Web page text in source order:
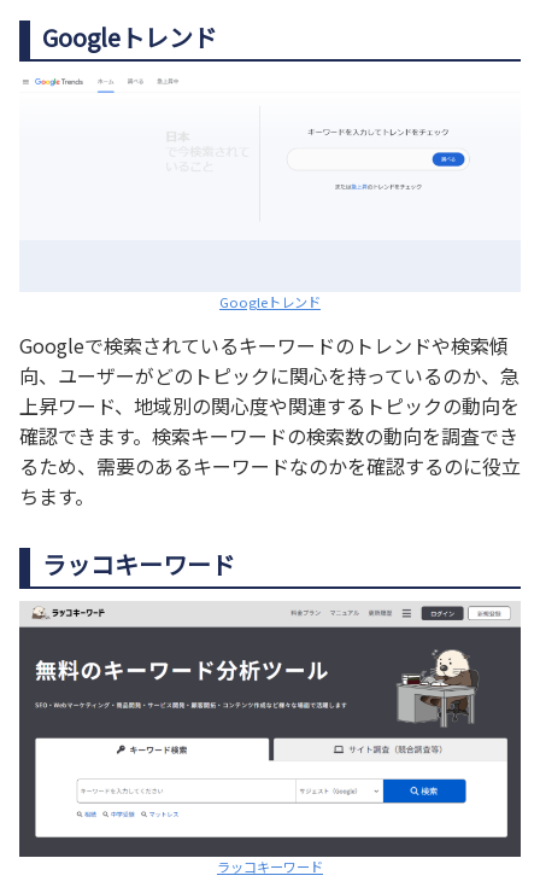
Googleトレンド
Googleトレンド
Googleで検索されているキーワードのトレンドや検索傾
向、ユーザーがどのトピックに関心を持っているのか、急
上昇ワード、地域別の関心度や関連するトピックの動向を
確認できます。検索キーワードの検索数の動向を調査でき
るため、需要のあるキーワードなのかを確認するのに役立
ちます。
ラッコキーワード
ラッコキーワード